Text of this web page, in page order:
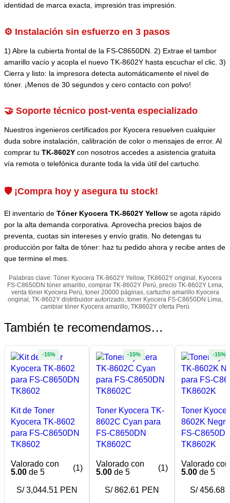
identidad de marca exacta, impresión tras impresión.
⚙️ Instalación sin esfuerzo en 3 pasos
1) Abre la cubierta frontal de la FS-C8650DN. 2) Extrae el tambor
amarillo vacío y acopla el nuevo TK-8602Y hasta escuchar el clic. 3)
Cierra y listo: la impresora detecta automáticamente el nivel de
tóner. ¡Menos de 30 segundos y cero contacto con polvo!
🤝 Soporte técnico post-venta especializado
Nuestros ingenieros certificados por Kyocera resuelven cualquier
duda sobre instalación, calibración de color o mensajes de error. Al
comprar tu TK-8602Y con nosotros accedes a asistencia gratuita
vía remota o telefónica durante toda la vida útil del cartucho.
🛡️ ¡Compra hoy y asegura tu stock!
El inventario de Tóner Kyocera TK-8602Y Yellow se agota rápido
por la alta demanda corporativa. Aprovecha precios bajos de
preventa, cuotas sin intereses y envío gratis. No detengas tu
producción por falta de tóner: haz tu pedido ahora y recibe antes de
que termine el mes.
Palabras clave: Tóner Kyocera TK-8602Y Yellow, TK8602Y original, Kyocera
FS-C8650DN tóner amarillo, comprar TK-8602Y Perú, precio TK-8602Y Lima,
venta tóner Kyocera Perú, toner 20000 páginas, cartucho amarillo Kyocera
original, TK-8602Y distribuidor autorizado, toner Kyocera FS-C8650DN Lima,
cambiar tóner Kyocera amarillo, TK8602Y oferta Perú
También te recomendamos…
Kit de Toner
Kyocera TK-8602
para FS-C8650DN
TK8602
Valorado con
5.00 de 5 (1)
-15%
S/ 3,044.51 PEN
Toner Kyocera TK-
8602C Cyan para
FS-C8650DN
TK8602C
Valorado con
5.00 de 5 (1)
-15%
S/ 862.61 PEN
Toner
8602K
FS-
TK8602K
Valorado con
5.00 de 5
-15%
S/ 456.68